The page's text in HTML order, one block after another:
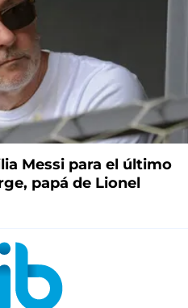
Messi para el último
papá de Lionel